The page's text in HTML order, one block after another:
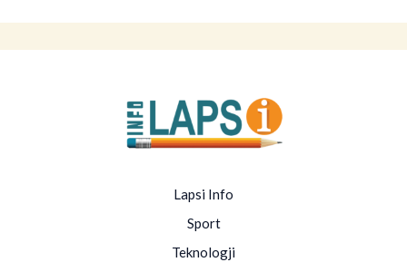
Lapsi Info
Sport
Teknologji